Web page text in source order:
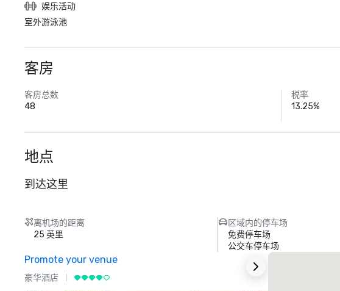
娱乐活动
室外游泳池
客房
客房总数
48
税率
13.25%
地点
到达这里
离机场的距离
25 英里
区域内的停车场
免费停车场
公交车停车场
Promote your venue
豪华酒店